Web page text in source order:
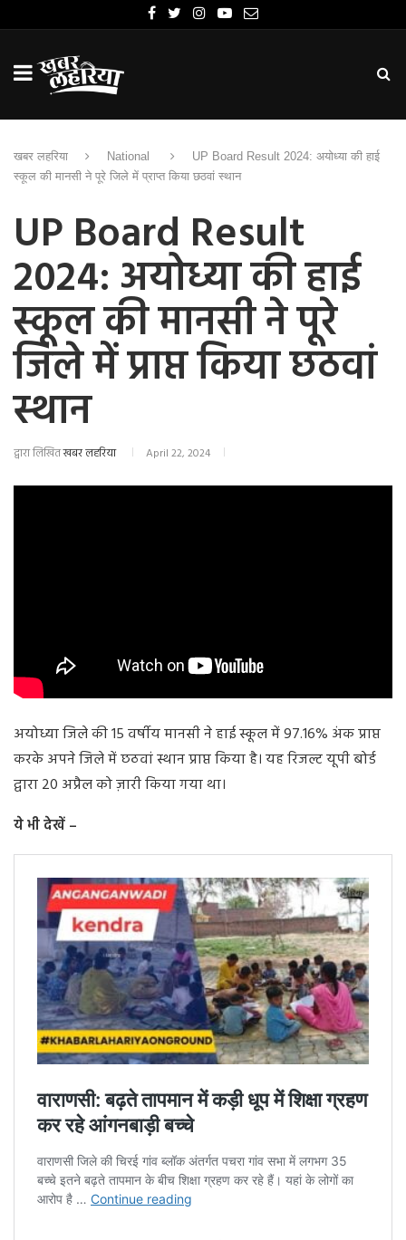
खबर लहरिया National
UP Board Result 2024: अयोध्या की हाई
स्कूल की मानसी ने पूरे जिले में प्राप्त किया छठवां स्थान
UP Board Result
2024: अयोध्या की हाई
स्कूल की मानसी ने पूरे
जिले में प्राप्त किया छठवां
स्थान
द्वारा लिखितखबर लहरिया April 22, 2024
अयोध्या जिले की 15 वर्षीय मानसी ने हाई स्कूल में 97.16% अंक प्राप्त
करके अपने जिले में छठवां स्थान प्राप्त किया है। यह रिजल्ट यूपी बोर्ड
द्वारा 20 अप्रैल को ज़ारी किया गया था।
ये भी देखें –